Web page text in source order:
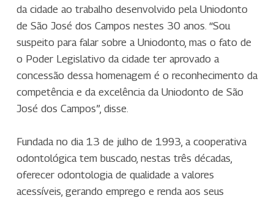
da cidade ao trabalho desenvolvido pela Uniodonto
de São José dos Campos nestes 30 anos. “Sou
suspeito para falar sobre a Uniodonto, mas o fato de
o Poder Legislativo da cidade ter aprovado a
concessão dessa homenagem é o reconhecimento da
competência e da excelência da Uniodonto de São
José dos Campos”, disse.
Fundada no dia 13 de julho de 1993, a cooperativa
odontológica tem buscado, nestas três décadas,
oferecer odontologia de qualidade a valores
acessíveis, gerando emprego e renda aos seus